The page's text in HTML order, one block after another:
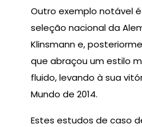
Outro exemplo notável
seleção nacional da
Klinsmann e,
que abraçou um estilo
fluido, levando à sua
Mundo de 2014.
Estes estudos de caso